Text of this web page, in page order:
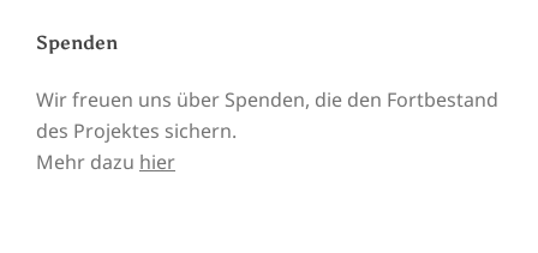
Spenden
Wir freuen uns über Spenden, die den Fortbestand
des Projektes sichern.
Mehr dazu hier